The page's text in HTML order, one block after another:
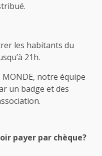
les habitants du
21h.
MONDE, notre équipe
un badge et des
payer par chèque?